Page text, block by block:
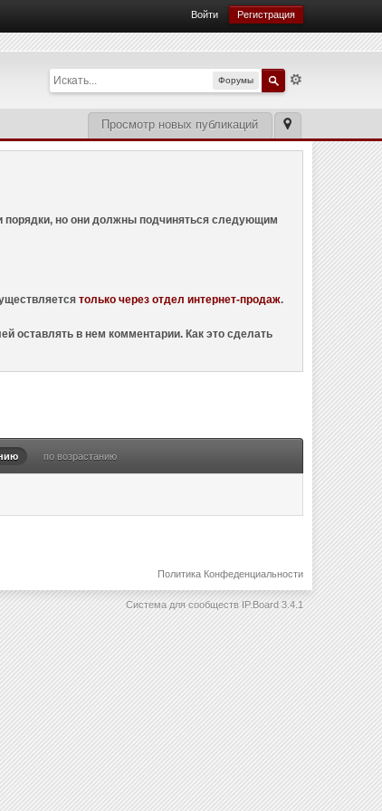
Войти Регистрация
Форумы
Просмотр новых публикаций
порядки, но они должны подчиняться следующим
только через отдел интернет-продаж.
оставлять в нем комментарии. Как это сделать
по возрастанию
Политика Конфеденциальности
Система для сообществ IP.Board 3.4.1